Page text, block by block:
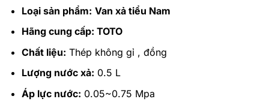
Loại sản phẩm: Van xả tiểu Nam
Hãng cung cấp: TOTO
Chất liệu: Thép không gỉ , đồng
Lượng nước xả: 0.5 L
Áp lực nước: 0.05~0.75 Mpa